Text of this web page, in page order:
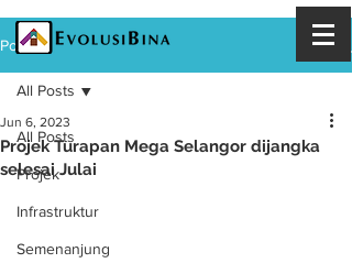
Post
All Posts
Projek
Infrastruktur
Semenanjung
All Posts
Projek Turapan Mega Selangor dijangka
selesai Julai
Jun 6, 2023